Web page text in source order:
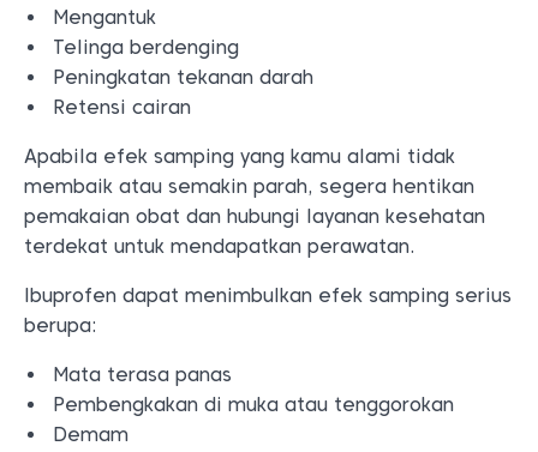
Mengantuk
Telinga berdenging
Peningkatan tekanan darah
Retensi cairan
Apabila efek samping yang kamu alami tidak
membaik atau semakin parah, segera hentikan
pemakaian obat dan hubungi layanan kesehatan
terdekat untuk mendapatkan perawatan.
Ibuprofen dapat menimbulkan efek samping serius
berupa:
Mata terasa panas
Pembengkakan di muka atau tenggorokan
Demam